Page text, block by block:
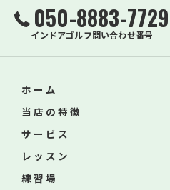
050-8883-7729
インドアゴルフ問い合わせ番号
ホーム
当店の特徴
サービス
レッスン
練習場